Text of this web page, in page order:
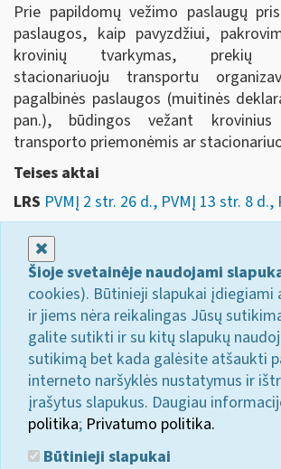
Prie papildomų vežimo paslaugų
paslaugos, kaip pavyzdžiui,
krovinių tvarkymas, prekių
stacionariuoju transportu
pagalbinės paslaugos (muitinės
pan.), būdingos vežant
transporto priemonėmis ar
Teises aktai
LRS PVMĮ 2 str. 26 d., PVMĮ 13 str. 8 d.,
Šioje svetainėje naudojami
cookies). Būtinieji slapukai
ir jiems nėra reikalingas Jūsų
galite sutikti ir su kitų slapukų
sutikimą bet kada galėsite atšaukti
interneto naršyklės nustatymus ir
įrašytus slapukus. Daugiau
politika; Privatumo politika.
Būtinieji slapukai